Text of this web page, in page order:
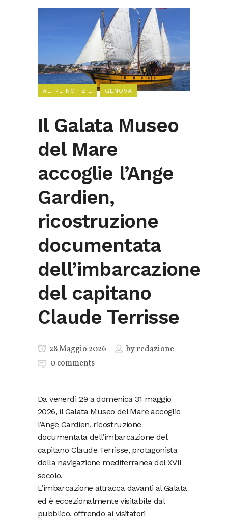
ALTRE NOTIZIE GENOVA
Il Galata Museo
del Mare
accoglie l’Ange
Gardien,
ricostruzione
documentata
dell’imbarcazione
del capitano
Claude Terrisse
28 Maggio 2026 byredazione
0 comments
Da venerdì 29 a domenica 31 maggio
2026, il Galata Museo del Mare accoglie
l’Ange Gardien, ricostruzione
documentata dell’imbarcazione del
capitano Claude Terrisse, protagonista
della navigazione mediterranea del XVII
secolo.
L’imbarcazione attracca davanti al Galata
ed è eccezionalmente visitabile dal
pubblico, offrendo ai visitatori